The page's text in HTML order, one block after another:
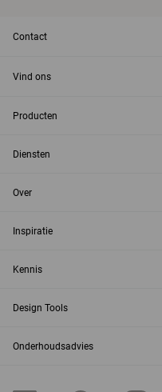
Contact
Vind ons
Producten
Diensten
Over
Inspiratie
Kennis
Design Tools
Onderhoudsadvies